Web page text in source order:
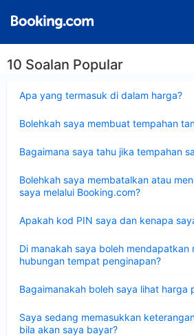
10 Soalan Popular
Apa yang termasuk di dalam harga?
Bolehkah saya membuat tempahan
Bagaimana saya tahu jika tempahan
Bolehkah saya membatalkan atau
saya melalui Booking.com?
Apakah kod PIN saya dan kenapa
Di manakah saya boleh mendapatkan
hubungan tempat penginapan?
Bagaimanakah boleh saya lihat harga
Saya sedang memasukkan
bila akan saya bayar?